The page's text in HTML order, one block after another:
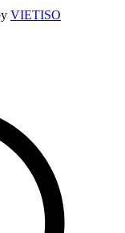
VIETISO